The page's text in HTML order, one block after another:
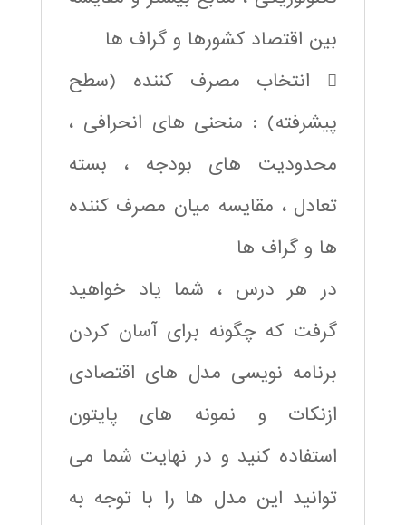
بین اقتصاد کشورها و گراف ها
 انتخاب مصرف کننده (سطح
پیشرفته) : منحنی های انحرافی ،
محدودیت های بودجه ، بسته
تعادل ، مقایسه میان مصرف کننده
ها و گراف ها
در هر درس ، شما یاد خواهید
گرفت که چگونه برای آسان کردن
برنامه نویسی مدل های اقتصادی
ازنکات و نمونه های پایتون
استفاده کنید و در نهایت شما می
توانید این مدل ها را با توجه به